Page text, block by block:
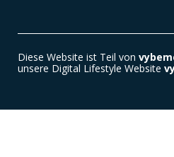
Diese Website ist Teil von
unsere Digital Lifestyle Website